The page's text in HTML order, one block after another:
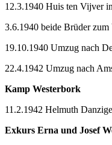
12.3.1940 Huis ten Vijver
3.6.1940 beide Brüder
19.10.1940 Umzug nach
22.4.1942 Umzug nach
Kamp Westerbork
11.2.1942 Helmuth
Exkurs Erna und Josef